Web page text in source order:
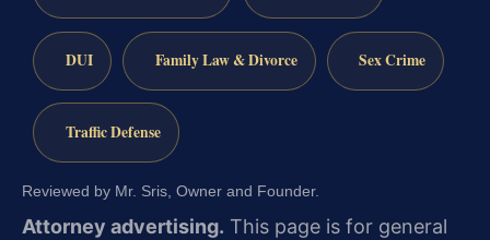
DUI Family Law & Divorce Sex Crime
Traffic Defense
Reviewed by Mr. Sris, Owner and Founder.
Attorney advertising. This page is for general